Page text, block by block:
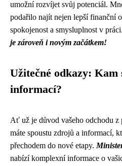
umožní rozvíjet svůj potenciál.
podařilo najít nejen lepší finanční
spokojenost a smysluplnost v práci.
je zároveň i novým začátkem!
Užitečné odkazy:
informací?
Ať už je důvod vašeho odchodu z
máte spoustu zdrojů a informací,
přechodem do nové etapy.
nabízí komplexní informace o